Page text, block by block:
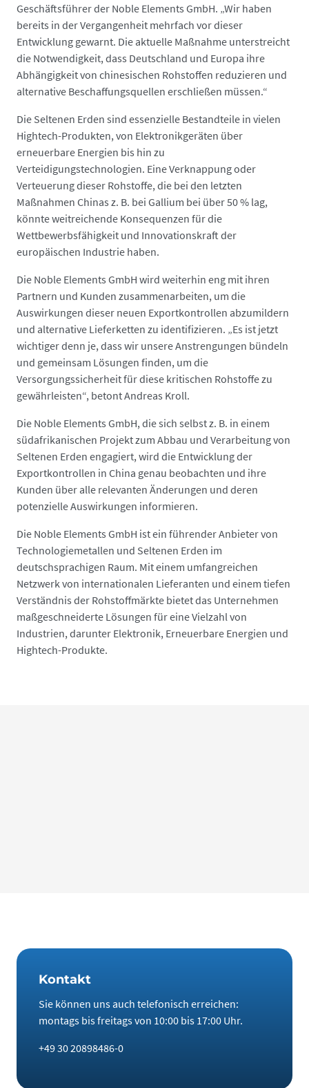
Geschäftsführer der Noble Elements GmbH. „Wir haben
bereits in der Vergangenheit mehrfach vor dieser
Entwicklung gewarnt. Die aktuelle Maßnahme unterstreicht
die Notwendigkeit, dass Deutschland und Europa ihre
Abhängigkeit von chinesischen Rohstoffen reduzieren und
alternative Beschaffungsquellen erschließen müssen.“
Die Seltenen Erden sind essenzielle Bestandteile in vielen
Hightech-Produkten, von Elektronikgeräten über
erneuerbare Energien bis hin zu
Verteidigungstechnologien. Eine Verknappung oder
Verteuerung dieser Rohstoffe, die bei den letzten
Maßnahmen Chinas z. B. bei Gallium bei über 50 % lag,
könnte weitreichende Konsequenzen für die
Wettbewerbsfähigkeit und Innovationskraft der
europäischen Industrie haben.
Die Noble Elements GmbH wird weiterhin eng mit ihren
Partnern und Kunden zusammenarbeiten, um die
Auswirkungen dieser neuen Exportkontrollen abzumildern
und alternative Lieferketten zu identifizieren. „Es ist jetzt
wichtiger denn je, dass wir unsere Anstrengungen bündeln
und gemeinsam Lösungen finden, um die
Versorgungssicherheit für diese kritischen Rohstoffe zu
gewährleisten“, betont Andreas Kroll.
Die Noble Elements GmbH, die sich selbst z. B. in einem
südafrikanischen Projekt zum Abbau und Verarbeitung von
Seltenen Erden engagiert, wird die Entwicklung der
Exportkontrollen in China genau beobachten und ihre
Kunden über alle relevanten Änderungen und deren
potenzielle Auswirkungen informieren.
Die Noble Elements GmbH ist ein führender Anbieter von
Technologiemetallen und Seltenen Erden im
deutschsprachigen Raum. Mit einem umfangreichen
Netzwerk von internationalen Lieferanten und einem tiefen
Verständnis der Rohstoffmärkte bietet das Unternehmen
maßgeschneiderte Lösungen für eine Vielzahl von
Industrien, darunter Elektronik, Erneuerbare Energien und
Hightech-Produkte.
Kontakt
Sie können uns auch telefonisch erreichen:
montags bis freitags von 10:00 bis 17:00 Uhr.
+49 30 20898486-0